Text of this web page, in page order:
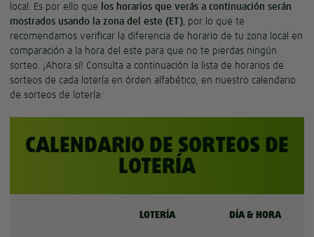
local. Es por ello que los horarios que verás a continuación serán
mostrados usando la zona del este (ET), por lo que te
recomendamos verificar la diferencia de horario de tu zona local en
comparación a la hora del este para que no te pierdas ningún
sorteo. ¡Ahora sí! Consulta a continuación la lista de horarios de
sorteos de cada lotería en órden alfabético, en nuestro calendario
de sorteos de lotería:
CALENDARIO DE SORTEOS DE
LOTERÍA
LOTERÍA DÍA & HORA